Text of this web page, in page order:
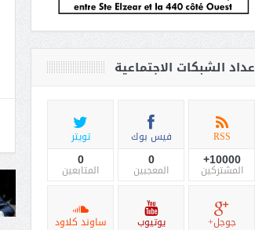
عداد الشبكات الاجتماعية
RSS
10000+
المشتركين
فيس بوك
0
المعجبين
تويتر
0
المتابعين
جوجل+ يوتيوب ساوند كلاود